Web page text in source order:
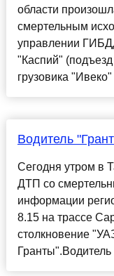
области
смертельным
управлении
"Каспий"
грузовика
Водитель
Сегодня утром в
ДТП со
информации
8.15 на трассе
столкновение